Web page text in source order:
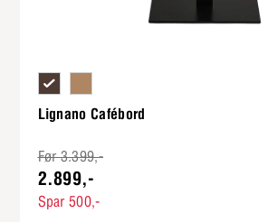
Bordplade i røgfarvet matlakbehandlet
Lignano Cafébord
Før 3.399,-
2.899,-
Spar 500,-